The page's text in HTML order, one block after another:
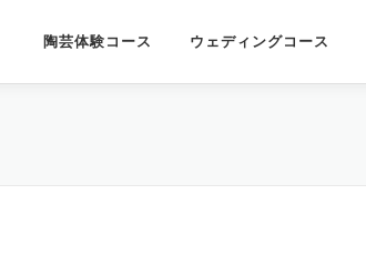
陶芸体験コース ウェディングコース